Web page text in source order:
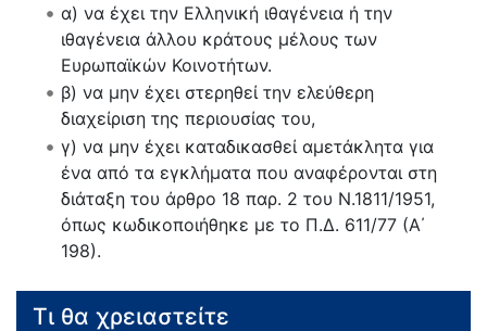
α) να έχει την Ελληνική ιθαγένεια ή την
ιθαγένεια άλλου κράτους μέλους των
Ευρωπαϊκών Κοινοτήτων.
β) να μην έχει στερηθεί την ελεύθερη
διαχείριση της περιουσίας του,
γ) να μην έχει καταδικασθεί αμετάκλητα για
ένα από τα εγκλήματα που αναφέρονται στη
διάταξη του άρθρο 18 παρ. 2 του Ν.1811/1951,
όπως κωδικοποιήθηκε με το Π.Δ. 611/77 (Α΄
198).
Τι θα χρειαστείτε